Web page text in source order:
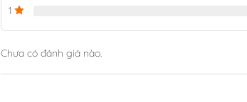
1
Chưa có đánh giá nào.